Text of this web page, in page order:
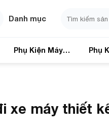
Danh mục
for:
Phụ
Phụ Kiện Máy
xe máy thiết